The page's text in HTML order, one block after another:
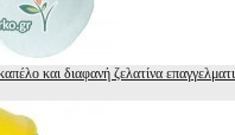
και διαφανή ζελατίνα